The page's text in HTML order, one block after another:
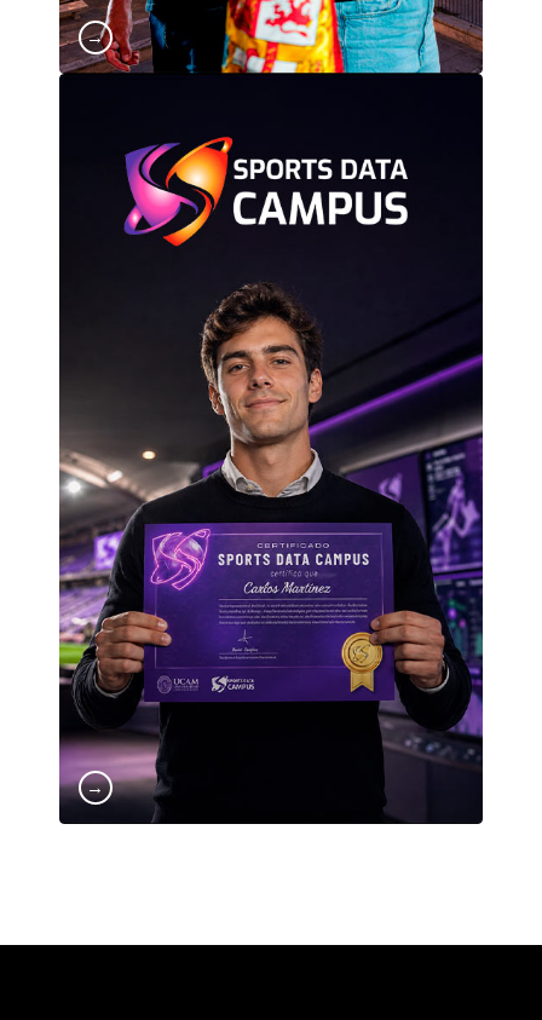
→
→
CERTIFICACIÓN OFICIAL SDC
Sports Data Campus es la escuela de referencia
en formación especializada en Big Data,
aplicada al deporte. Nacimos para dar
respuesta a una realidad cada vez más
evidente: el deporte profesional ya no se
entiende sin datos. Formamos a los
profesionales que lideran el cambio en clubes,
federaciones, agencias y empresas del sector,
combinando visión estratégica, aplicación
práctica y una metodología orientada al
mercado laboral. Nuestros programas están
diseñados para convertir el dato en decisiones,
rendimiento y ventaja competitiva. En Sports
Data Campus no solo aprendes teoría:
desarrollas las competencias que hoy exige la
industria del deporte para analizar, interpretar
y transformar información en impacto real.
Porque el futuro del deporte se construye con
talento, tecnología y conocimiento aplicado.